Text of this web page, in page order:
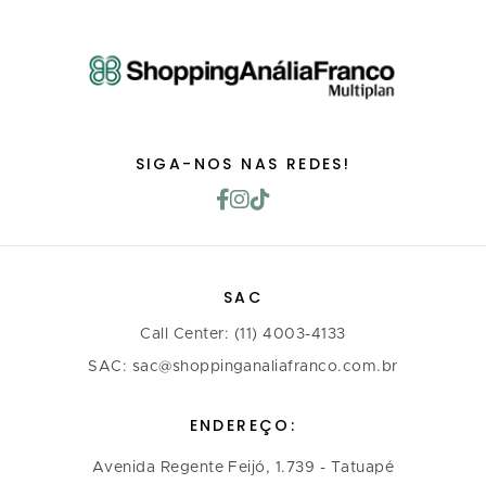
SIGA-NOS NAS REDES!
SAC
Call Center: (11) 4003-4133
SAC: sac@shoppinganaliafranco.com.br
ENDEREÇO:
Avenida Regente Feijó, 1.739 - Tatuapé